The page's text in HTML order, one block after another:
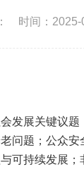
时间：2025-
发展关键议题
问题；公众
可持续发展 ；